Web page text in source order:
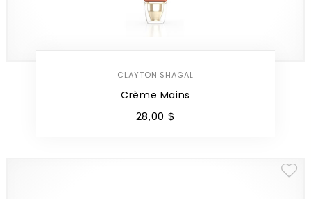
CLAYTON SHAGAL
Crème Mains
28,00 $